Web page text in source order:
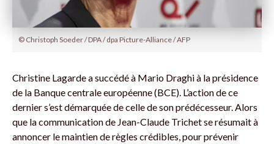
© Christoph Soeder / DPA / dpa Picture-Alliance / AFP
Christine Lagarde a succédé à Mario Draghi à la présidence
de la Banque centrale européenne (BCE). L’action de ce
dernier s’est démarquée de celle de son prédécesseur. Alors
que la communication de Jean-Claude Trichet se résumait à
annoncer le maintien de règles crédibles, pour prévenir